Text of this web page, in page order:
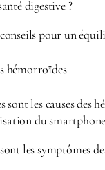
digestive ?
pour un
hémorroïdes
sont les causes des
du
les symptômes